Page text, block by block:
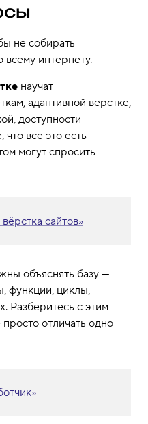
не собирать
интернету.
научат
адаптивной вёрстке,
доступности
что всё это есть
могут спросить
сайтов»
объяснять базу —
функции, циклы,
Разберитесь с этим
отличать одно